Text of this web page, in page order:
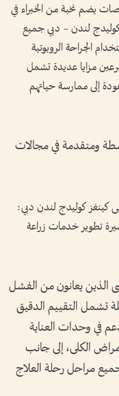
يضم نخبة من الخبراء في
لندن – دبي جميع
الجراحة الروبوتية
مزايا عديدة تشمل
إلى ممارسة حياتهم
ومتقدمة في مجالات
كينغز كوليدج لندن دبي:
تطوير خدمات زراعة
الذين يعانون من الفشل
تشمل التقييم الدقيق
في وحدات العناية
الكلى، إلى جانب
مراحل رحلة العلاج